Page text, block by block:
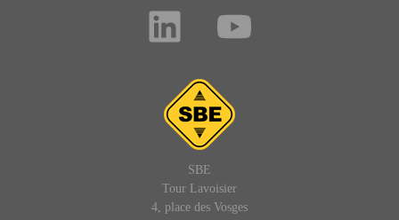
SBE
Tour Lavoisier
4, place des Vosges